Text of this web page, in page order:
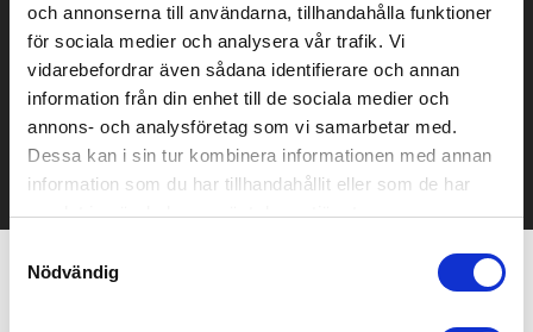
och annonserna till användarna, tillhandahålla funktioner
för sociala medier och analysera vår trafik. Vi
vidarebefordrar även sådana identifierare och annan
information från din enhet till de sociala medier och
annons- och analysföretag som vi samarbetar med.
Dessa kan i sin tur kombinera informationen med annan
information som du har tillhandahållit eller som de har
samlat in när du har använt deras tjänster.
Nödvändig
Prisuppgift på mailen?
mailen.
Det går också utmärkt att bara ställa frågor!
KONTAKTA OSS